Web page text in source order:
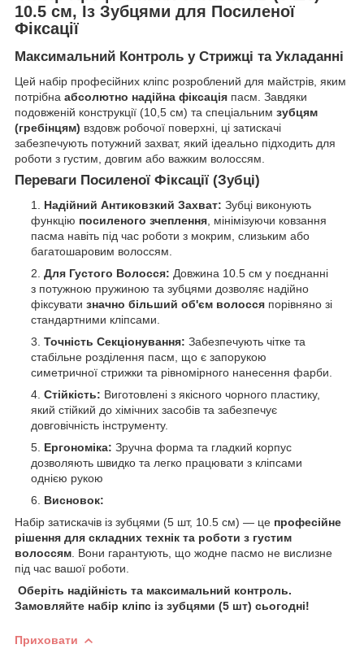
10.5 см, Із Зубцями для Посиленої
Фіксації
Максимальний Контроль у Стрижці та Укладанні
​Цей набір професійних кліпс розроблений для майстрів, яким
потрібна абсолютно надійна фіксація пасм. Завдяки
подовженій конструкції (10,5 см) та спеціальним зубцям
(гребінцям) вздовж робочої поверхні, ці затискачі
забезпечують потужний захват, який ідеально підходить для
роботи з густим, довгим або важким волоссям.
Переваги Посиленої Фіксації (Зубці)
Надійний Антиковзкий Захват: Зубці виконують
функцію посиленого зчеплення , мінімізуючи ковзання
пасма навіть під час роботи з мокрим, слизьким або
багатошаровим волоссям.
Для Густого Волосся: Довжина 10.5 см у поєднанні
з потужною пружиною та зубцями дозволяє надійно
фіксувати значно більший об'єм волосся порівняно зі
стандартними кліпсами.
Точність Секціонування: Забезпечують чітке та
стабільне розділення пасм, що є запорукою
симетричної стрижки та рівномірного нанесення фарби.
Стійкість: Виготовлені з якісного чорного пластику,
який стійкий до хімічних засобів та забезпечує
довговічність інструменту.
Ергономіка: Зручна форма та гладкий корпус
дозволяють швидко та легко працювати з кліпсами
однією рукою
Висновок:
​Набір затискачів із зубцями (5 шт, 10.5 см) — це професійне
рішення для складних технік та роботи з густим
волоссям . Вони гарантують, що жодне пасмо не вислизне
під час вашої роботи.
Оберіть надійність та максимальний контроль.
Замовляйте набір кліпс із зубцями (5 шт) сьогодні!
Приховати